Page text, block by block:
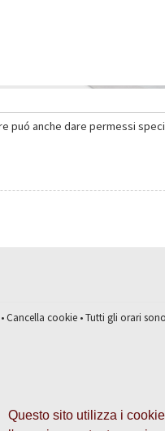
Questo sito utilizza i
puó anche dare permessi
Cancella cookie• Tutti gli orari